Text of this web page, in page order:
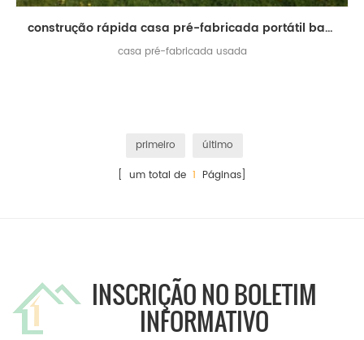
construção rápida casa pré-fabricada portátil barato para dormitório / escritório / escola
casa pré-fabricada usada
primeiro
último
[ um total de 1 Páginas]
INSCRIÇÃO NO BOLETIM
INFORMATIVO